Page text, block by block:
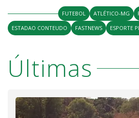
FUTEBOL ATLÉTICO-MG
ESTADAO CONTEUDO
FASTNEWS ESPORTE
Últimas